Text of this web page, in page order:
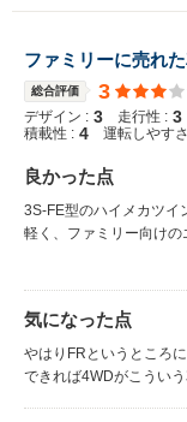
ファミリーに売れ
総合評価 3
デザイン : 3 走行性 : 3
積載性 : 4 運転しやす
良かった点
3S-FE型のハイメカツイ
軽く、ファミリー向けの
さん載せられますから
気になった点
やはりFRというところ
できれば4WDがこうい